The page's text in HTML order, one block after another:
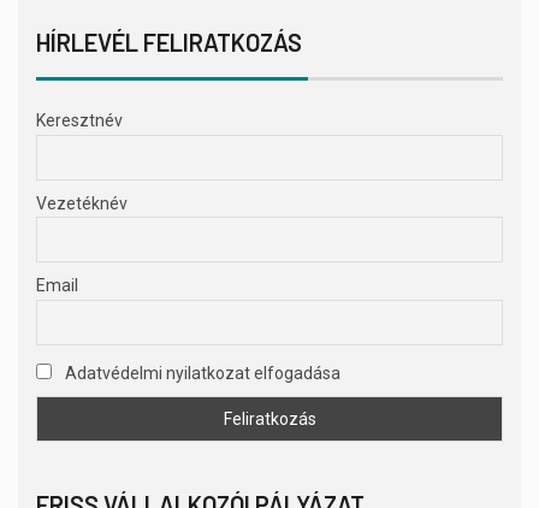
HÍRLEVÉL FELIRATKOZÁS
Keresztnév
Vezetéknév
Email
Adatvédelmi nyilatkozat elfogadása